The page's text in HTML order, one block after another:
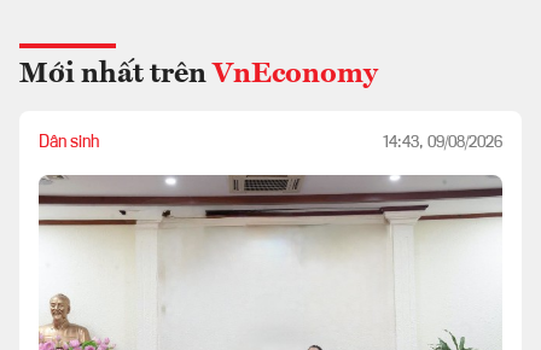
Mới nhất trên VnEconomy
Dân sinh 14:43, 09/08/2026